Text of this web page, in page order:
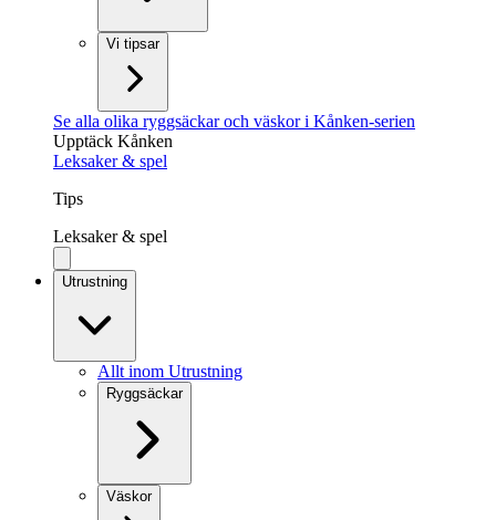
Vi tipsar
Se alla olika ryggsäckar och väskor i Kånken-serien
Upptäck Kånken
Leksaker & spel
Tips
Leksaker & spel
Utrustning
Allt inom Utrustning
Ryggsäckar
Väskor